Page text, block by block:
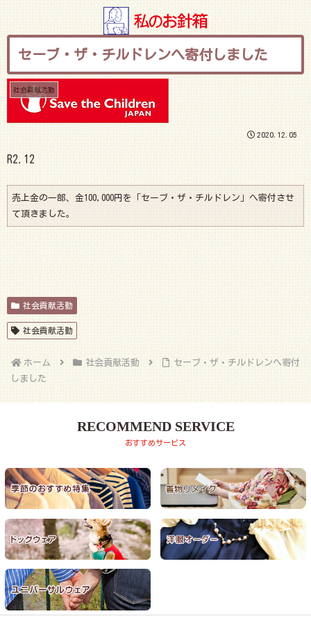
セーブ・ザ・チルドレンへ寄付しました
社会貢献活動
2020.12.05
R2.12
売上金の一部、金100,000円を「セーブ・ザ・チルドレン」へ寄付させ
て頂きました。
社会貢献活動
社会貢献活動
ホーム 社会貢献活動
セーブ・ザ・チルドレンへ寄付
しました
RECOMMEND SERVICE
おすすめサービス